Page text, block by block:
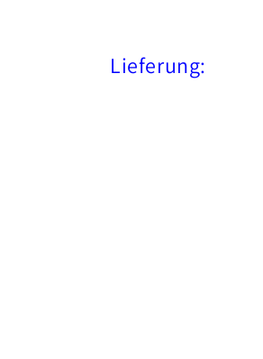
Lieferung: